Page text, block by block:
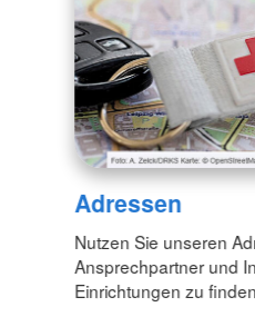
Adressen
Nutzen Sie unseren
Ansprechpartner und
Einrichtungen zu